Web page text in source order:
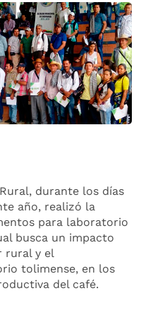
durante los días
año, realizó la
para laboratorio
busca un impacto
rural y el
tolimense, en los
del café.